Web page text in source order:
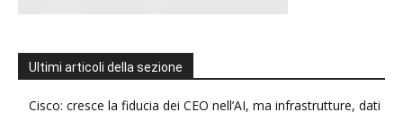
Ultimi articoli della sezione
Cisco: cresce la fiducia dei CEO nell’AI, ma infrastrutture, dati